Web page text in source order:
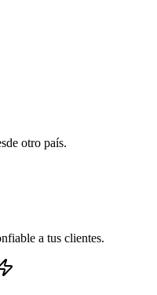
otro país.
a tus clientes.